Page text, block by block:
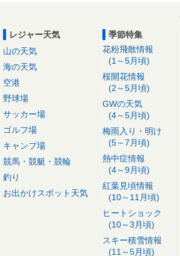
レジャー天気
山の天気
海の天気
空港
野球場
サッカー場
ゴルフ場
キャンプ場
競馬・競艇・競輪
釣り
お出かけスポット天気
季節特集
花粉飛散情報
(1～5月頃)
桜開花情報
(2～5月頃)
GWの天気
(4～5月頃)
梅雨入り・明け
(5～7月頃)
熱中症情報
(4～9月頃)
紅葉見頃情報
(10～11月頃)
ヒートショック
(10～3月頃)
スキー積雪情報
(11～5月頃)